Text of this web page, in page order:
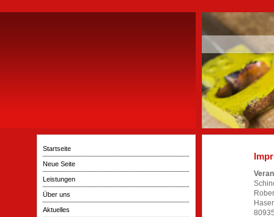
Startseite
Neue Seite
Leistungen
Über uns
Aktuelles